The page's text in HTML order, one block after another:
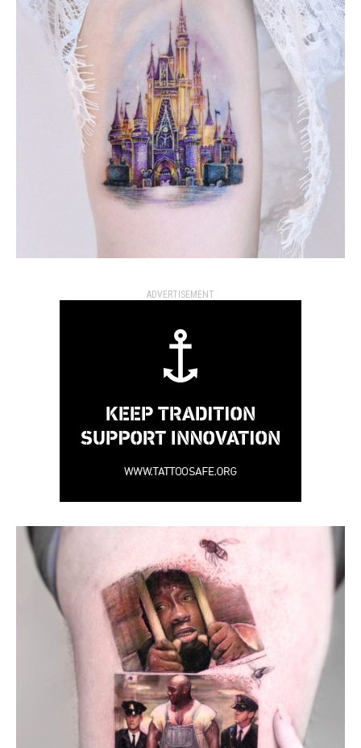
ADVERTISEMENT